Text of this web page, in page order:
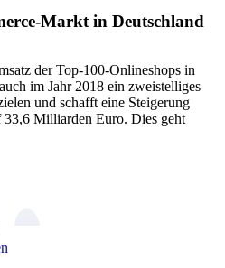
Markt in Deutschland
der Top-100-Onlineshops in
im Jahr 2018 ein zweistelliges
und schafft eine Steigerung
33,6 Milliarden Euro. Dies geht